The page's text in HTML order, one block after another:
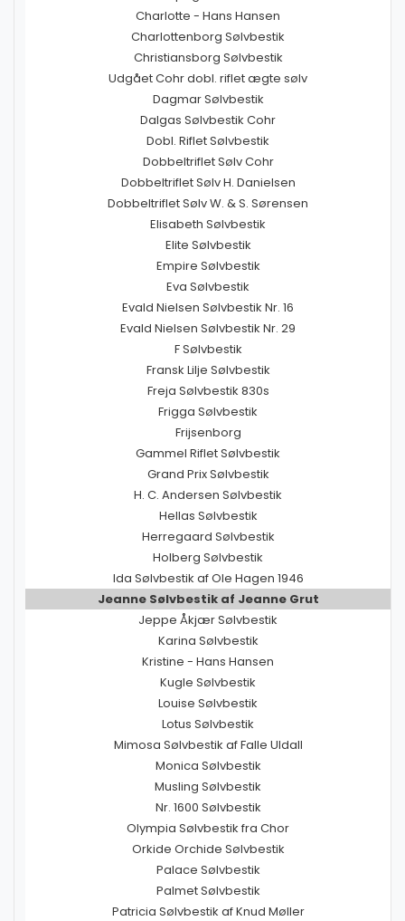
Charlotte - Hans Hansen
Charlottenborg Sølvbestik
Christiansborg Sølvbestik
Udgået Cohr dobl. riflet ægte sølv
Dagmar Sølvbestik
Dalgas Sølvbestik Cohr
Dobl. Riflet Sølvbestik
Dobbeltriflet Sølv Cohr
Dobbeltriflet Sølv H. Danielsen
Dobbeltriflet Sølv W. & S. Sørensen
Elisabeth Sølvbestik
Elite Sølvbestik
Empire Sølvbestik
Eva Sølvbestik
Evald Nielsen Sølvbestik Nr. 16
Evald Nielsen Sølvbestik Nr. 29
F Sølvbestik
Fransk Lilje Sølvbestik
Freja Sølvbestik 830s
Frigga Sølvbestik
Frijsenborg
Gammel Riflet Sølvbestik
Grand Prix Sølvbestik
H. C. Andersen Sølvbestik
Hellas Sølvbestik
Herregaard Sølvbestik
Holberg Sølvbestik
Ida Sølvbestik af Ole Hagen 1946
Jeanne Sølvbestik af Jeanne Grut
Jeppe Åkjær Sølvbestik
Karina Sølvbestik
Kristine - Hans Hansen
Kugle Sølvbestik
Louise Sølvbestik
Lotus Sølvbestik
Mimosa Sølvbestik af Falle Uldall
Monica Sølvbestik
Musling Sølvbestik
Nr. 1600 Sølvbestik
Olympia Sølvbestik fra Chor
Orkide Orchide Sølvbestik
Palace Sølvbestik
Palmet Sølvbestik
Patricia Sølvbestik af Knud Møller